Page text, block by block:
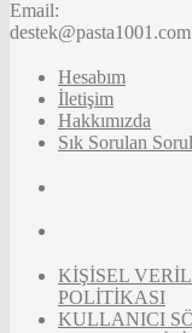
Email:
destek@pasta1001.com
Hesabım
İletişim
Hakkımızda
Sık Sorulan
KİŞİSEL
POLİTİKASI
KULLANICI